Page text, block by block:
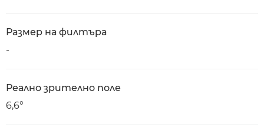
Размер на филтъра
-
Реално зрително поле
6,6°